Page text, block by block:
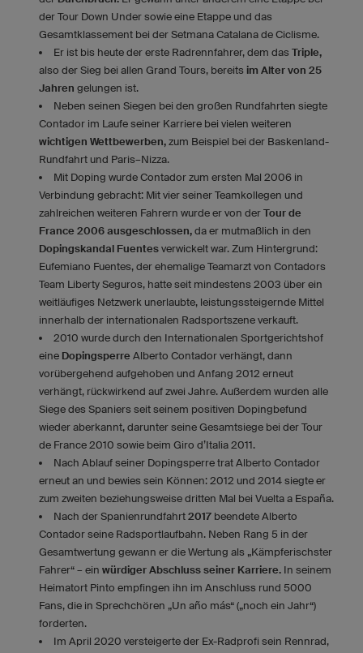
der Tour Down Under sowie eine Etappe und das
Gesamtklassement bei der Setmana Catalana de Ciclisme.
Er ist bis heute der erste Radrennfahrer, dem das Triple,
also der Sieg bei allen Grand Tours, bereits im Alter von 25
Jahren gelungen ist.
Neben seinen Siegen bei den großen Rundfahrten siegte
Contador im Laufe seiner Karriere bei vielen weiteren
wichtigen Wettbewerben, zum Beispiel bei der Baskenland-
Rundfahrt und Paris–Nizza.
Mit Doping wurde Contador zum ersten Mal 2006 in
Verbindung gebracht: Mit vier seiner Teamkollegen und
zahlreichen weiteren Fahrern wurde er von der Tour de
France 2006 ausgeschlossen, da er mutmaßlich in den
Dopingskandal Fuentes verwickelt war. Zum Hintergrund:
Eufemiano Fuentes, der ehemalige Teamarzt von Contadors
Team Liberty Seguros, hatte seit mindestens 2003 über ein
weitläufiges Netzwerk unerlaubte, leistungssteigernde Mittel
innerhalb der internationalen Radsportszene verkauft.
2010 wurde durch den Internationalen Sportgerichtshof
eine Dopingsperre Alberto Contador verhängt, dann
vorübergehend aufgehoben und Anfang 2012 erneut
verhängt, rückwirkend auf zwei Jahre. Außerdem wurden alle
Siege des Spaniers seit seinem positiven Dopingbefund
wieder aberkannt, darunter seine Gesamtsiege bei der Tour
de France 2010 sowie beim Giro d’Italia 2011.
Nach Ablauf seiner Dopingsperre trat Alberto Contador
erneut an und bewies sein Können: 2012 und 2014 siegte er
zum zweiten beziehungsweise dritten Mal bei Vuelta a España.
Nach der Spanienrundfahrt 2017 beendete Alberto
Contador seine Radsportlaufbahn. Neben Rang 5 in der
Gesamtwertung gewann er die Wertung als „Kämpferischster
Fahrer“ – ein würdiger Abschluss seiner Karriere. In seinem
Heimatort Pinto empfingen ihn im Anschluss rund 5000
Fans, die in Sprechchören „Un año más“ („noch ein Jahr“)
forderten.
Im April 2020 versteigerte der Ex-Radprofi sein Rennrad,